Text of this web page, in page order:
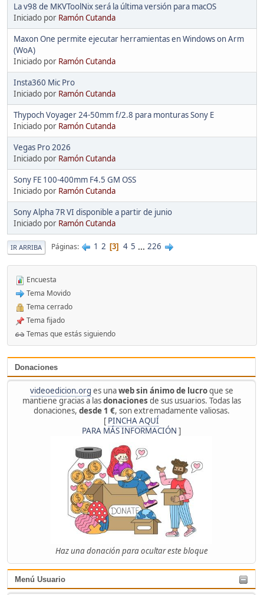
Donaciones
videoedicion.org es unaweb sin ánimo de lucroque se
mantiene gracias a lasdonaciones de sus usuarios. Todas las
donaciones, desde 1 €, son extremadamente valiosas.
[ PINCHA AQUÍ
PARA MÁS INFORMACIÓN ]
Haz una donación para ocultar este bloque
Menú Usuario
La v98 de MKVToolNix será la última versión para macOS
Iniciado por Ramón Cutanda
Maxon One permite ejecutar herramientas en Windows on Arm
(WoA)
Iniciado por Ramón Cutanda
Insta360 Mic Pro
Iniciado por Ramón Cutanda
Thypoch Voyager 24-50mm f/2.8 para monturas Sony E
Iniciado por Ramón Cutanda
Vegas Pro 2026
Iniciado por Ramón Cutanda
Sony FE 100-400mm F4.5 GM OSS
Iniciado por Ramón Cutanda
Sony Alpha 7R VI disponible a partir de junio
Iniciado por Ramón Cutanda
IR ARRIBA Páginas 1 2 3 4 5 ... 226
Encuesta
Tema Movido
Tema cerrado
Tema fijado
Temas que estás siguiendo